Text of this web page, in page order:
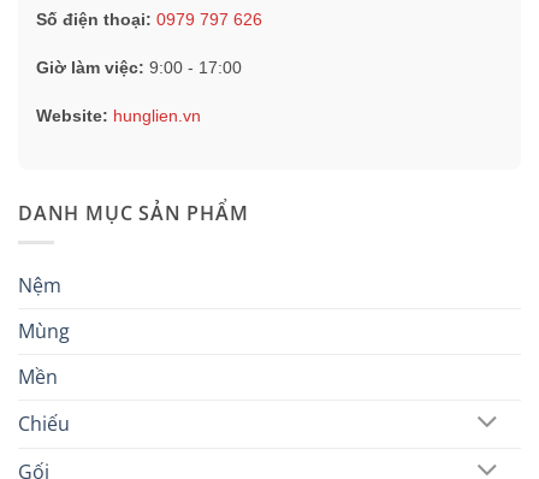
Số điện thoại: 0979 797 626
Giờ làm việc: 9:00 - 17:00
Website: hunglien.vn
DANH MỤC SẢN PHẨM
Nệm
Mùng
Mền
Chiếu
Gối